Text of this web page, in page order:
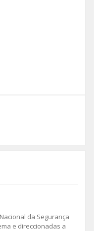
da Segurança
e direccionadas a